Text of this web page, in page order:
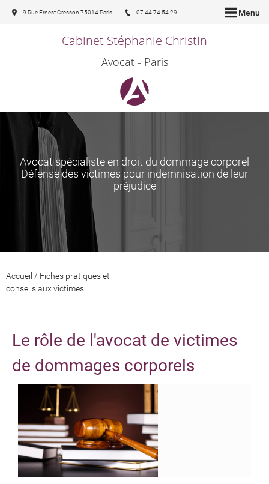
Menu
Cabinet Stéphanie Christin
Avocat - Paris
9 Rue Ernest Cresson 75014 Paris 07.44.74.54.29
Avocat spécialiste en droit du dommage corporel
Défense des victimes pour indemnisation de leur
préjudice
Accueil / Fiches pratiques et
conseils aux victimes
Le rôle de l'avocat de victimes
de dommages corporels